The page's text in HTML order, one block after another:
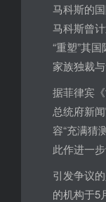
马科斯的
马科斯曾
“重塑”其
家族独裁
据菲律宾
总统府新
容“充满猜
此作进一步
引发争议
的机构于5